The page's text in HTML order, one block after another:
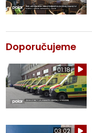
Doporučujeme
01:18
03:02